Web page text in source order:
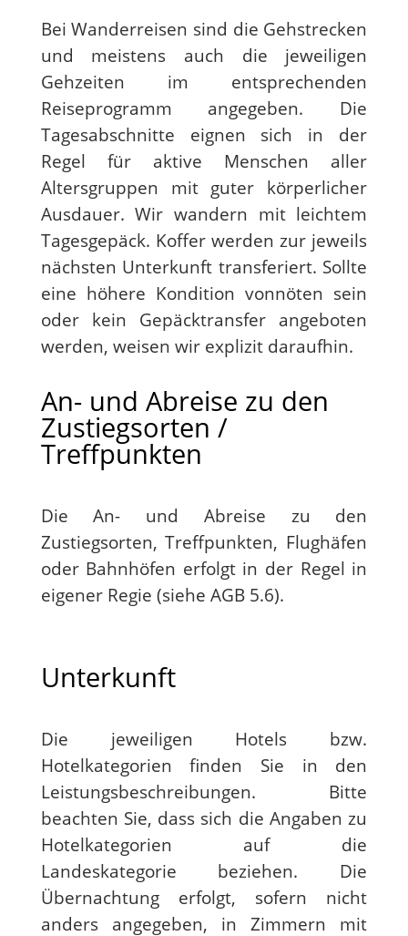
Bei Wanderreisen sind die Gehstrecken
und meistens auch die jeweiligen
Gehzeiten im entsprechenden
Reiseprogramm angegeben. Die
Tagesabschnitte eignen sich in der
Regel für aktive Menschen aller
Altersgruppen mit guter körperlicher
Ausdauer. Wir wandern mit leichtem
Tagesgepäck. Koffer werden zur jeweils
nächsten Unterkunft transferiert. Sollte
eine höhere Kondition vonnöten sein
oder kein Gepäcktransfer angeboten
werden, weisen wir explizit daraufhin.
An- und Abreise zu den
Zustiegsorten /
Treffpunkten
Die An- und Abreise zu den
Zustiegsorten, Treffpunkten, Flughäfen
oder Bahnhöfen erfolgt in der Regel in
eigener Regie (siehe AGB 5.6).
Unterkunft
Die jeweiligen Hotels bzw.
Hotelkategorien finden Sie in den
Leistungsbeschreibungen. Bitte
beachten Sie, dass sich die Angaben zu
Hotelkategorien auf die
Landeskategorie beziehen. Die
Übernachtung erfolgt, sofern nicht
anders angegeben, in Zimmern mit